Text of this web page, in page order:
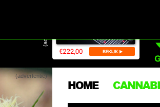
(advertentie)
(advertentie)
HOME